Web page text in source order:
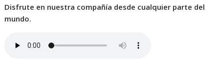
Disfrute en nuestra compañía desde cualquier parte del
mundo.